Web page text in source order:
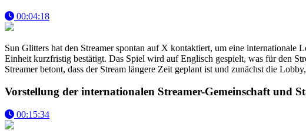
00:04:18
Sun Glitters hat den Streamer spontan auf X kontaktiert, um eine
Einheit kurzfristig bestätigt. Das Spiel wird auf Englisch gespielt, was für den
Streamer betont, dass der Stream längere Zeit geplant ist und zunächst die
Vorstellung der internationalen Streamer-Gemeinschaft und
00:15:34